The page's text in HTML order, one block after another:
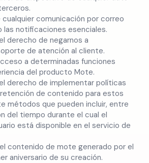
comunicación por correo
las notificaciones esenciales.
derecho de negarnos a
de atención al cliente.
a determinadas funciones
del producto Mote.
derecho de implementar políticas
de contenido para estos
métodos que pueden incluir, entre
del tiempo durante el cual el
está disponible en el servicio de
contenido de mote generado por el
aniversario de su creación.